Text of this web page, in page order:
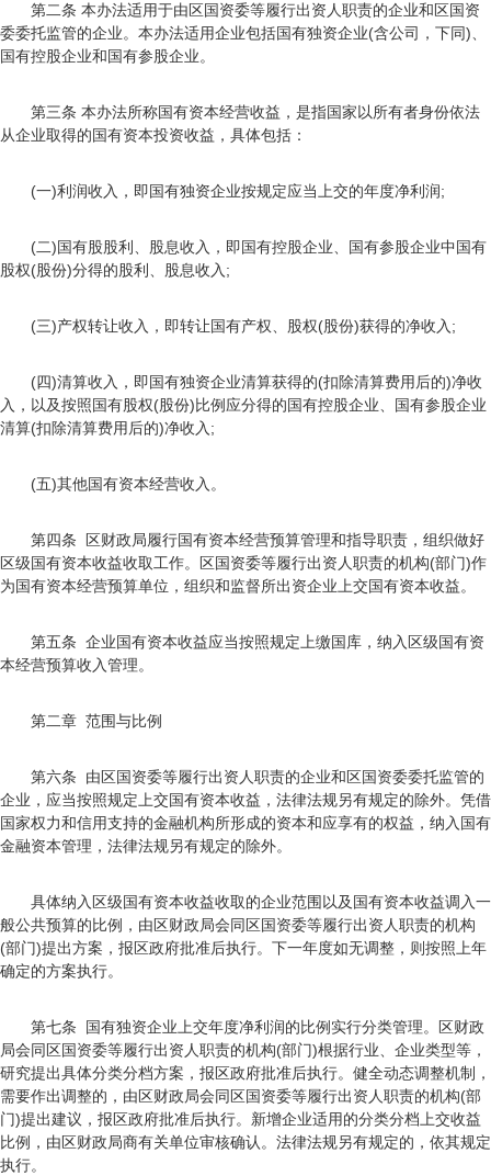
第二条 本办法适用于由区国资委等履行出资人职责的企业和区国资
委委托监管的企业。本办法适用企业包括国有独资企业(含公司，下同)、
国有控股企业和国有参股企业。
第三条 本办法所称国有资本经营收益，是指国家以所有者身份依法
从企业取得的国有资本投资收益，具体包括：
(一)利润收入，即国有独资企业按规定应当上交的年度净利润;
(二)国有股股利、股息收入，即国有控股企业、国有参股企业中国有
股权(股份)分得的股利、股息收入;
(三)产权转让收入，即转让国有产权、股权(股份)获得的净收入;
(四)清算收入，即国有独资企业清算获得的(扣除清算费用后的)净收
入，以及按照国有股权(股份)比例应分得的国有控股企业、国有参股企业
清算(扣除清算费用后的)净收入;
(五)其他国有资本经营收入。
第四条 区财政局履行国有资本经营预算管理和指导职责，组织做好
区级国有资本收益收取工作。区国资委等履行出资人职责的机构(部门)作
为国有资本经营预算单位，组织和监督所出资企业上交国有资本收益。
第五条 企业国有资本收益应当按照规定上缴国库，纳入区级国有资
本经营预算收入管理。
第二章 范围与比例
第六条 由区国资委等履行出资人职责的企业和区国资委委托监管的
企业，应当按照规定上交国有资本收益，法律法规另有规定的除外。凭借
国家权力和信用支持的金融机构所形成的资本和应享有的权益，纳入国有
金融资本管理，法律法规另有规定的除外。
具体纳入区级国有资本收益收取的企业范围以及国有资本收益调入一
般公共预算的比例，由区财政局会同区国资委等履行出资人职责的机构
(部门)提出方案，报区政府批准后执行。下一年度如无调整，则按照上年
确定的方案执行。
第七条 国有独资企业上交年度净利润的比例实行分类管理。区财政
局会同区国资委等履行出资人职责的机构(部门)根据行业、企业类型等，
研究提出具体分类分档方案，报区政府批准后执行。健全动态调整机制，
需要作出调整的，由区财政局会同区国资委等履行出资人职责的机构(部
门)提出建议，报区政府批准后执行。新增企业适用的分类分档上交收益
比例，由区财政局商有关单位审核确认。法律法规另有规定的，依其规定
执行。